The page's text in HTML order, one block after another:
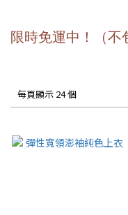
限時免運中！（不
每頁顯示 24 個